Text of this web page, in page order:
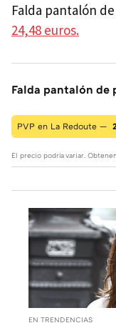
Falda pantalón
24,48 euros.
Falda pantalón
PVP en La Redoute —
El precio podría variar.
EN TRENDENCIAS